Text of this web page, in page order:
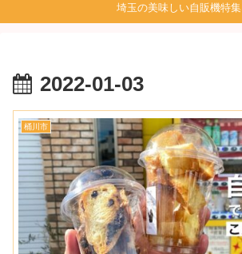
埼玉の美味しい自販機特集
2022-01-03
桶川市